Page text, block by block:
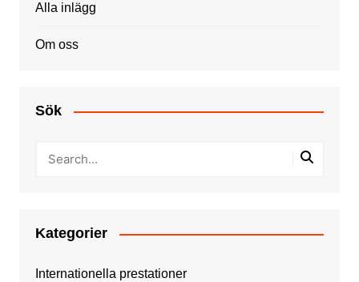
Alla inlägg
Om oss
Sök
Kategorier
Internationella prestationer